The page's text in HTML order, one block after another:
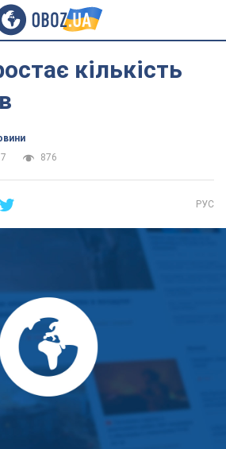
кількість
876
РУС